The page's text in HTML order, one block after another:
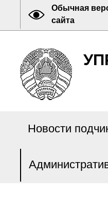
Обычная
сайта
Новости